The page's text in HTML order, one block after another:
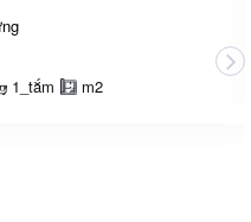
1_tắm m2